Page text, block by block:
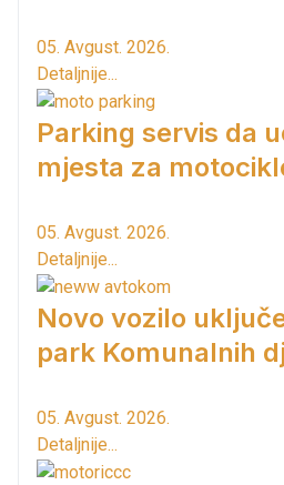
05. Avgust. 2026.
Detaljnije...
Parking servis da
mjesta za
05. Avgust. 2026.
Detaljnije...
Novo vozilo
park Komunalnih
05. Avgust. 2026.
Detaljnije...